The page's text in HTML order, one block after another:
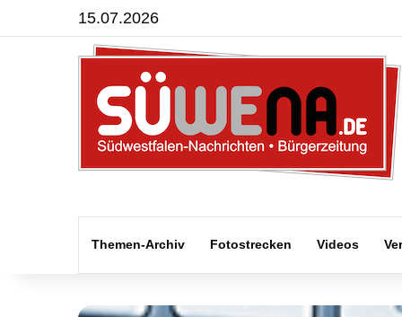
15.07.2026
Themen-Archiv Fotostrecken Videos